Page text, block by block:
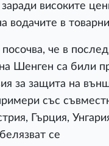
високите
водачите в
че в
Шенген са били
за защита на
със
Гърция,
се